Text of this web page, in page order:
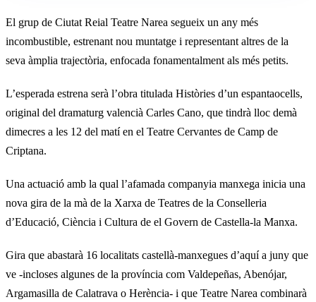
El grup de Ciutat Reial Teatre Narea segueix un any més
incombustible, estrenant nou muntatge i representant altres de la
seva àmplia trajectòria, enfocada fonamentalment als més petits.
L’esperada estrena serà l’obra titulada Històries d’un espantaocells,
original del dramaturg valencià Carles Cano, que tindrà lloc demà
dimecres a les 12 del matí en el Teatre Cervantes de Camp de
Criptana.
Una actuació amb la qual l’afamada companyia manxega inicia una
nova gira de la mà de la Xarxa de Teatres de la Conselleria
d’Educació, Ciència i Cultura de el Govern de Castella-la Manxa.
Gira que abastarà 16 localitats castellà-manxegues d’aquí a juny que
ve -incloses algunes de la província com Valdepeñas, Abenójar,
Argamasilla de Calatrava o Herència- i que Teatre Narea combinarà